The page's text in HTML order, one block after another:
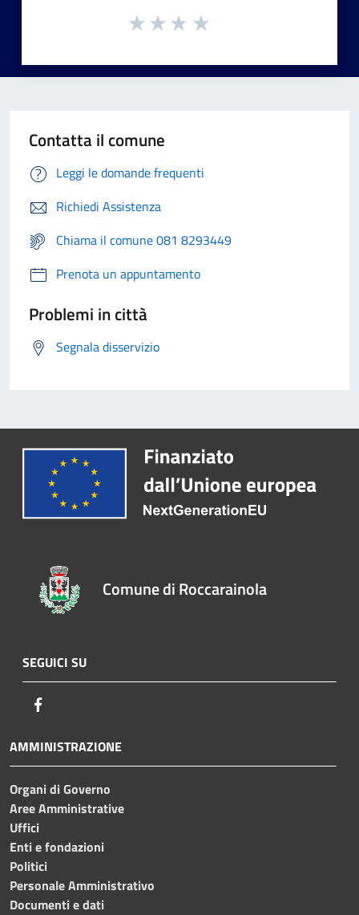
Contatta il comune
Leggi le domande frequenti
Richiedi Assistenza
Chiama il comune 081 8293449
Prenota un appuntamento
Problemi in città
Segnala disservizio
Comune di Roccarainola
SEGUICI SU
AMMINISTRAZIONE
Organi di Governo
Aree Amministrative
Uffici
Enti e fondazioni
Politici
Personale Amministrativo
Documenti e dati